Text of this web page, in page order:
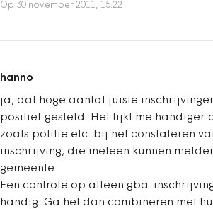
Op 30 november 2011, 15:22
hanno
ja, dat hoge aantal juiste
positief gesteld. Het lijkt me handiger
zoals politie etc. bij het constateren
inschrijving, die meteen kunnen
gemeente.
Een controle op alleen gba-
handig. Ga het dan combineren met